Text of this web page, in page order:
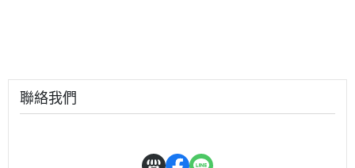
聯絡我們